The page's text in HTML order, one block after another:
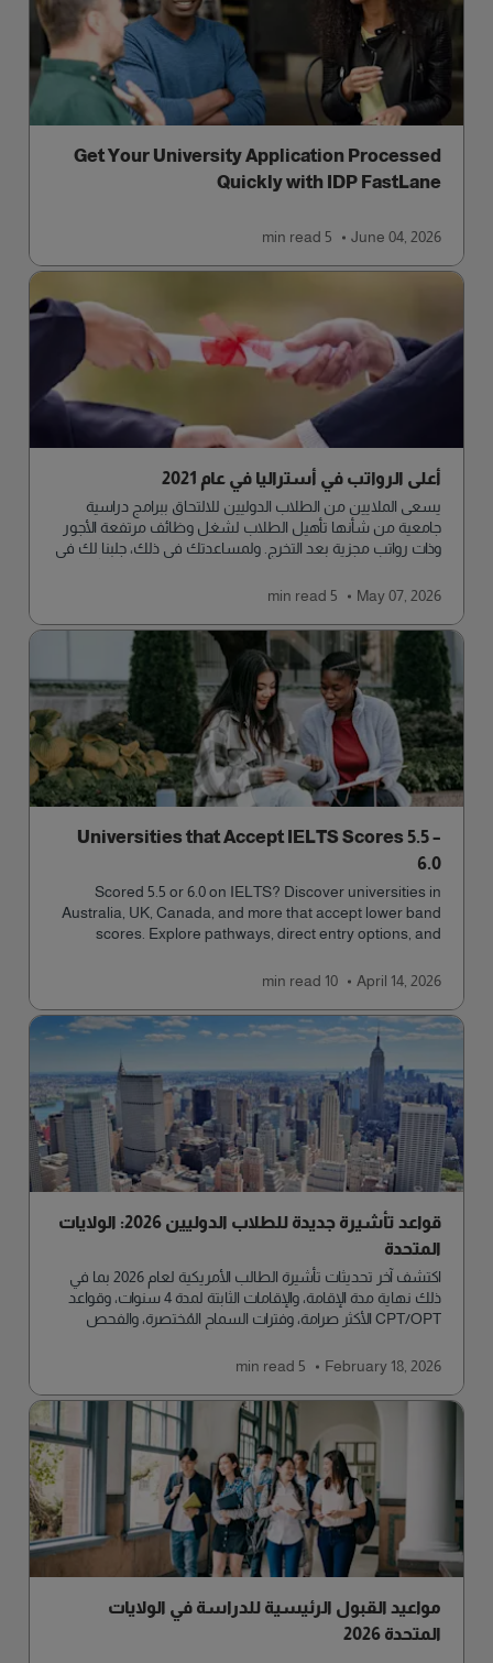
Get Your University Application Processed
Quickly with IDP FastLane
June 04, 2026
5 min
read
أعلى الرواتب في أستراليا في عام 2021
يسعى الملايين من الطلاب الدوليين للالتحاق ببرامج دراسية
جامعية من شأنها تأهيل الطلاب لشغل وظائف مرتفعة الأجور
وذات رواتب مجزية بعد التخرج. ولمساعدتك في ذلك، جلبنا لك في
أستراليا.
May 07, 2026
5 min
read
Universities that Accept IELTS Scores 5.5 –
6.0
Scored 5.5 or 6.0 on IELTS? Discover universities in
Australia, UK, Canada, and more that accept lower band
scores. Explore pathways, direct entry options, and
April 14, 2026
10 min
read
قواعد تأشيرة جديدة للطلاب الدوليين 2026: الولايات
المتحدة
اكتشف آخر تحديثات تأشيرة الطالب الأمريكية لعام 2026 بما في
ذلك نهاية مدة الإقامة، والإقامات الثابتة لمدة 4 سنوات، وقواعد
CPT/OPT الأكثر صرامة، وفترات السماح المُختصرة، والفحص
February 18, 2026
5 min
read
مواعيد القبول الرئيسية للدراسة في الولايات
المتحدة 2026